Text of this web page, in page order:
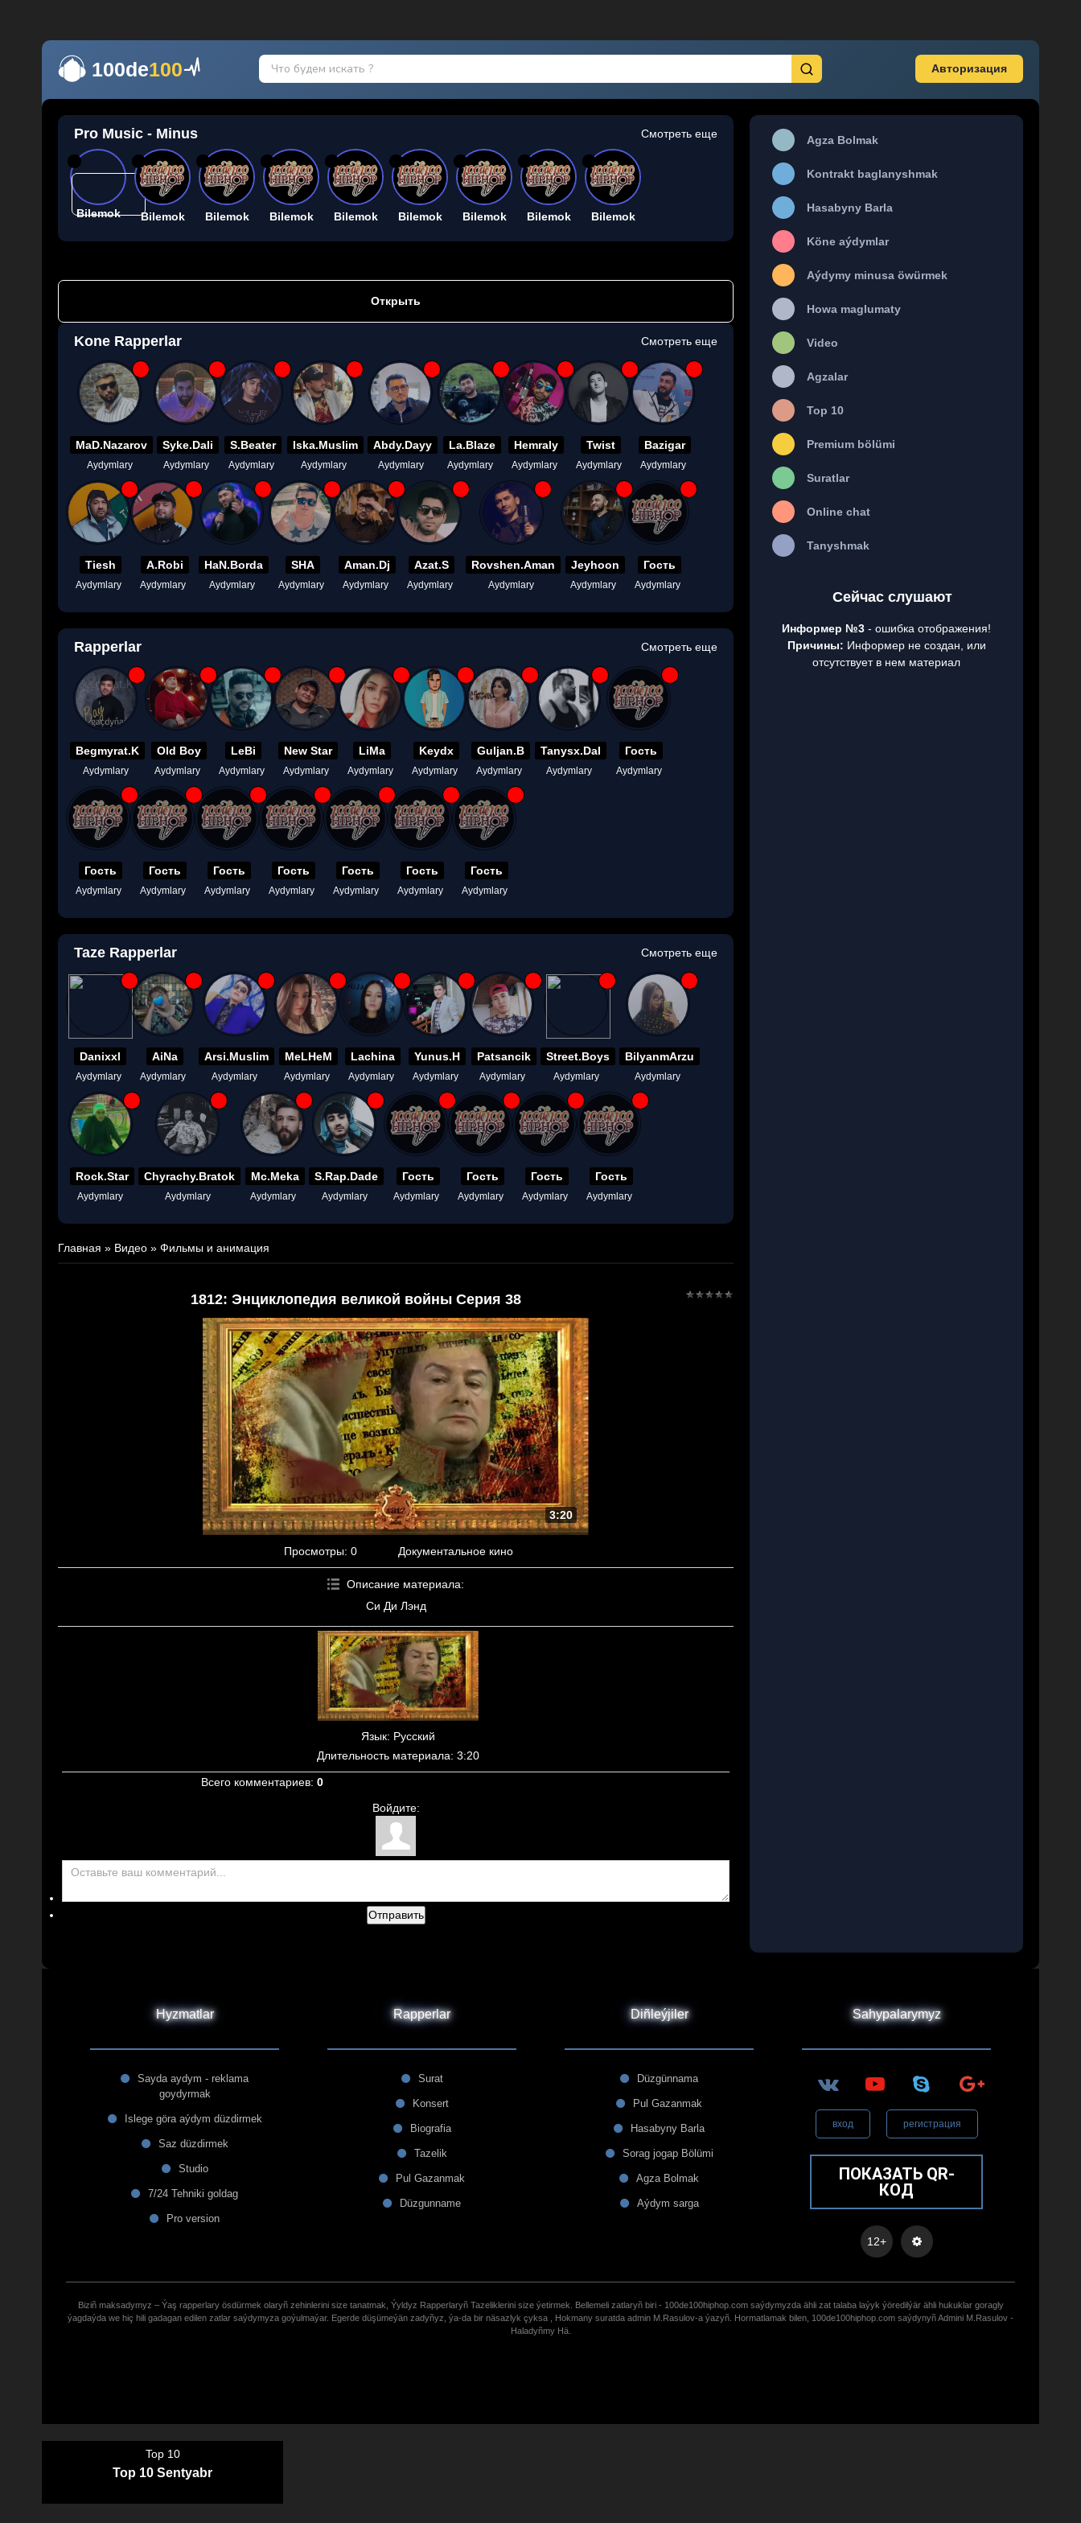
100de100 Авторизация
Pro Music - Minus Смотреть еще
Bilemok Bilemok Bilemok Bilemok Bilemok Bilemok Bilemok Bilemok Bilemok
Открыть
Kone Rapperlar Смотреть еще
MaD.Nazarov
Aydymlary
Syke.Dali
Aydymlary
S.Beater
Aydymlary
Iska.Muslim
Aydymlary
Abdy.Dayy
Aydymlary
La.Blaze
Aydymlary
Hemraly
Aydymlary
Twist
Aydymlary
Bazigar
Aydymlary
Tiesh
Aydymlary
A.Robi
Aydymlary
HaN.Borda
Aydymlary
SHA
Aydymlary
Aman.Dj
Aydymlary
Azat.S
Aydymlary
Rovshen.Aman
Aydymlary
Jeyhoon
Aydymlary
Гость
Aydymlary
Rapperlar Смотреть еще
Begmyrat.K
Aydymlary
Old Boy
Aydymlary
LeBi
Aydymlary
New Star
Aydymlary
LiMa
Aydymlary
Keydx
Aydymlary
Guljan.B
Aydymlary
Tanysx.Dal
Aydymlary
Гость
Aydymlary
Гость
Aydymlary
Гость
Aydymlary
Гость
Aydymlary
Гость
Aydymlary
Гость
Aydymlary
Гость
Aydymlary
Гость
Aydymlary
Taze Rapperlar Смотреть еще
Danixxl
Aydymlary
AiNa
Aydymlary
Arsi.Muslim
Aydymlary
MeLHeM
Aydymlary
Lachina
Aydymlary
Yunus.H
Aydymlary
Patsancik
Aydymlary
Street.Boys
Aydymlary
BilyanmArzu
Aydymlary
Rock.Star
Aydymlary
Chyrachy.Bratok
Aydymlary
Mc.Meka
Aydymlary
S.Rap.Dade
Aydymlary
Гость
Aydymlary
Гость
Aydymlary
Гость
Aydymlary
Гость
Aydymlary
Главная » Видео » Фильмы и анимация
1812: Энциклопедия великой войны Серия 38
3:20
Просмотры: 0 Документальное кино
Описание материала:
Си Ди Лэнд
Язык: Русский
Длительность материала: 3:20
Всего комментариев: 0
Войдите:
Отправить
Agza Bolmak
Kontrakt baglanyshmak
Hasabyny Barla
Köne aýdymlar
Aýdymy minusa öwürmek
Howa maglumaty
Video
Agzalar
Top 10
Premium bölümi
Suratlar
Online chat
Tanyshmak
Сейчас слушают
Информер №3 - ошибка отображения!
Причины: Информер не создан, или
отсутствует в нем материал
Hyzmatlar
Sayda aydym - reklama
goydyrmak
Islege göra aýdym düzdirmek
Saz düzdirmek
Studio
7/24 Tehniki goldag
Pro version
Rapperlar
Surat
Konsert
Biografia
Tazelik
Pul Gazanmak
Düzgunname
Diñleýjiler
Düzgünnama
Pul Gazanmak
Hasabyny Barla
Sorag jogap Bölümi
Agza Bolmak
Aýdym sarga
Sahypalarymyz
вход регистрация
ПОКАЗАТЬ QR-
КОД
12+
Biziñ maksadymyz – Ýaş rapperlary ösdürmek olaryñ zehinlerini size tanatmak, Ýyldyz Rapperlaryñ Tazeliklerini size ýetirmek. Bellemeli zatlaryñ biri - 100de100hiphop.com saýdymyzda ähli zat talaba laýyk ýöredilýär ähli hukuklar goragly
ýagdaýda we hiç hili gadagan edilen zatlar saýdymyza goýulmaýar. Egerde düşümeýän zadyñyz, ýa-da bir näsazlyk çyksa , Hokmany suratda admin M.Rasulov-a ýazyñ. Hormatlamak bilen, 100de100hiphop.com saýdynyñ Admini M.Rasulov -
Haladyñmy Hä.
Top 10
Top 10 Sentyabr